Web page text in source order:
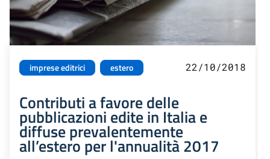
imprese editrici estero 22/10/2018
Contributi a favore delle
pubblicazioni edite in Italia e
diffuse prevalentemente
all’estero per l'annualità 2017